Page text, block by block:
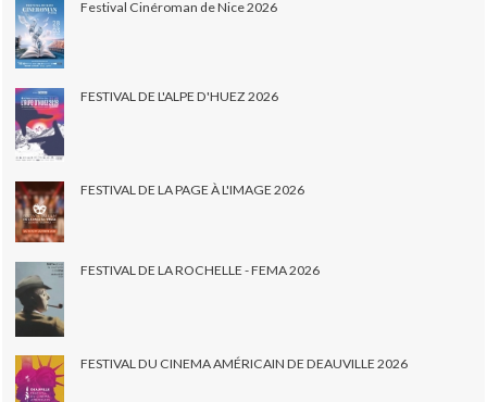
Festival Cinéroman de Nice 2026
FESTIVAL DE L'ALPE D'HUEZ 2026
FESTIVAL DE LA PAGE À L'IMAGE 2026
FESTIVAL DE LA ROCHELLE - FEMA 2026
FESTIVAL DU CINEMA AMÉRICAIN DE DEAUVILLE 2026